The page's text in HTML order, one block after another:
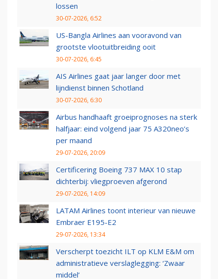
lossen
30-07-2026, 6:52
US-Bangla Airlines aan vooravond van
grootste vlootuitbreiding ooit
30-07-2026, 6:45
AIS Airlines gaat jaar langer door met
lijndienst binnen Schotland
30-07-2026, 6:30
Airbus handhaaft groeiprognoses na sterk
halfjaar: eind volgend jaar 75 A320neo’s
per maand
29-07-2026, 20:09
Certificering Boeing 737 MAX 10 stap
dichterbij: vliegproeven afgerond
29-07-2026, 14:09
LATAM Airlines toont interieur van nieuwe
Embraer E195-E2
29-07-2026, 13:34
Verscherpt toezicht ILT op KLM E&M om
administratieve verslaglegging: ‘Zwaar
middel’